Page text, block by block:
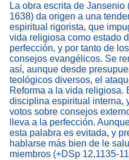
La obra escrita de Jansenio
1638) da origen a una
espiritual rigorista, que
vida religiosa como estado
perfección, y por tanto de los
consejos evangélicos. Se
así, aunque desde
teológicos diversos, el
Reforma a la vida religiosa.
disciplina espiritual interna,
votos sobre consejos
lleva a la perfección.
esta palabra es evitada, y
hablarse más bien de le
miembros (+DSp 12,1135-